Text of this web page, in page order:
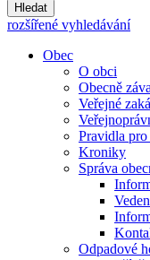
Hledat
rozšířené vyhledávání
Obec
O obci
Obecně
Veřejné
Pravidla
Kroniky
Správa
Odpadové